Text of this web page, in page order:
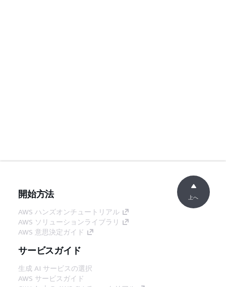
開始方法
AWS ハンズオンチュートリアル
AWS ソリューションライブラリ
AWS 意思決定ガイド
サービスガイド
生成 AI サービスの選択
AWS サービスガイド
上へ